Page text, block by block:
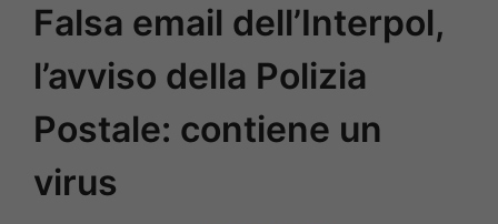
Falsa email dell’Interpol,
l’avviso della Polizia
Postale: contiene un
virus